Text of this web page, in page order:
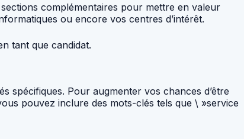
complémentaires pour mettre en valeur
ou encore vos centres d’intérêt.
tant que candidat.
spécifiques. Pour augmenter vos chances d’être
pouvez inclure des mots-clés tels que \ »service